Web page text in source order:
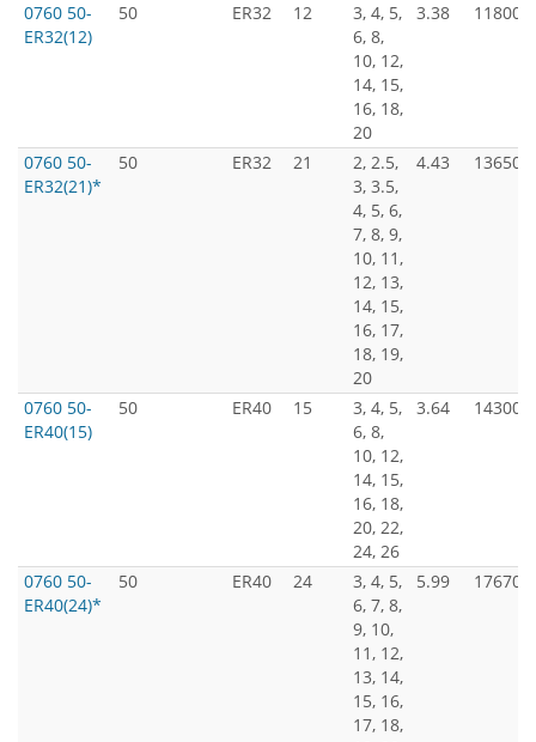
0760 50-
ER32(12)
50 ER32 12
3, 4, 5,
6, 8,
10, 12,
14, 15,
16, 18,
20
3.38 11800
0760 50-
ER32(21)*
50 ER32 21
2, 2.5,
3, 3.5,
4, 5, 6,
7, 8, 9,
10, 11,
12, 13,
14, 15,
16, 17,
18, 19,
20
4.43 13650
0760 50-
ER40(15)
50 ER40 15
3, 4, 5,
6, 8,
10, 12,
14, 15,
16, 18,
20, 22,
24, 26
3.64 14300
0760 50-
ER40(24)*
50 ER40 24
3, 4, 5,
6, 7, 8,
9, 10,
11, 12,
13, 14,
15, 16,
17, 18,
5.99 17670